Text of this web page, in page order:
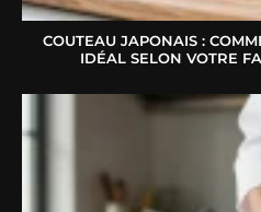
COUTEAU JAPONAIS :
IDÉAL SELON VOTRE